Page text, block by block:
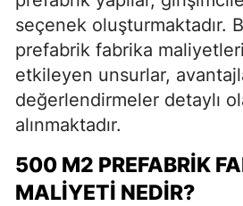
seçenek oluşturmaktadır.
prefabrik fabrika
etkileyen unsurlar,
değerlendirmeler detaylı
alınmaktadır.
500 M2 PREFABRIK
MALIYETI NEDIR?